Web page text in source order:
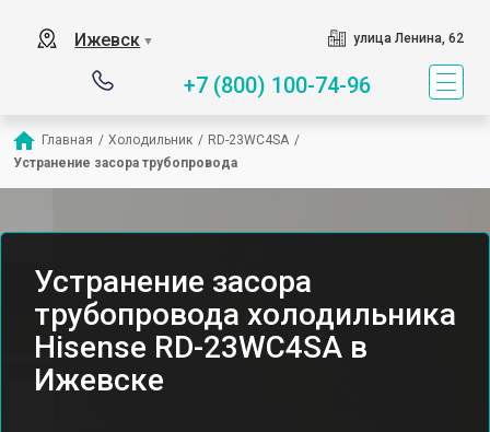
Ижевск ▼ улица Ленина, 62
+7 (800) 100-74-96
Главная / Холодильник / RD-23WC4SA /
Устранение засора трубопровода
Устранение засора
трубопровода холодильника
Hisense RD-23WC4SA в
Ижевске